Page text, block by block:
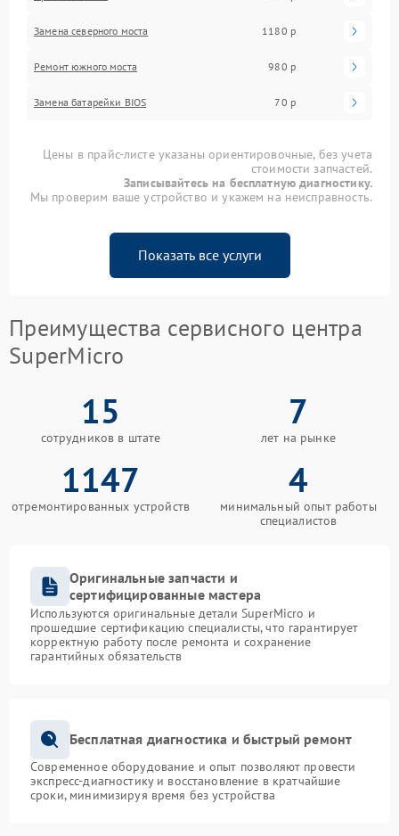
Замена северного моста 1180 р
Ремонт южного моста 980 р
Замена батарейки BIOS 70 р
Цены в прайс-листе указаны ориентировочные, без учета
стоимости запчастей.
Записывайтесь на бесплатную диагностику.
Мы проверим ваше устройство и укажем на неисправность.
Показать все услуги
Преимущества сервисного центра
SuperMicro
15
сотрудников в штате
7
лет на рынке
1147
отремонтированных устройств
4
минимальный опыт работы
специалистов
Оригинальные запчасти и
сертифицированные мастера
Используются оригинальные детали SuperMicro и
прошедшие сертификацию специалисты, что гарантирует
корректную работу после ремонта и сохранение
гарантийных обязательств
Бесплатная диагностика и быстрый ремонт
Современное оборудование и опыт позволяют провести
экспресс-диагностику и восстановление в кратчайшие
сроки, минимизируя время без устройства